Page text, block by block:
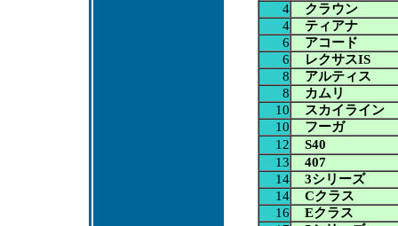
4
クラウン
4
ティアナ
6
アコード
6
レクサスIS
8
アルティス
8
カムリ
10
スカイライン
10
フーガ
12
S40
13
407
14
3シリーズ
14
Cクラス
16
Eクラス